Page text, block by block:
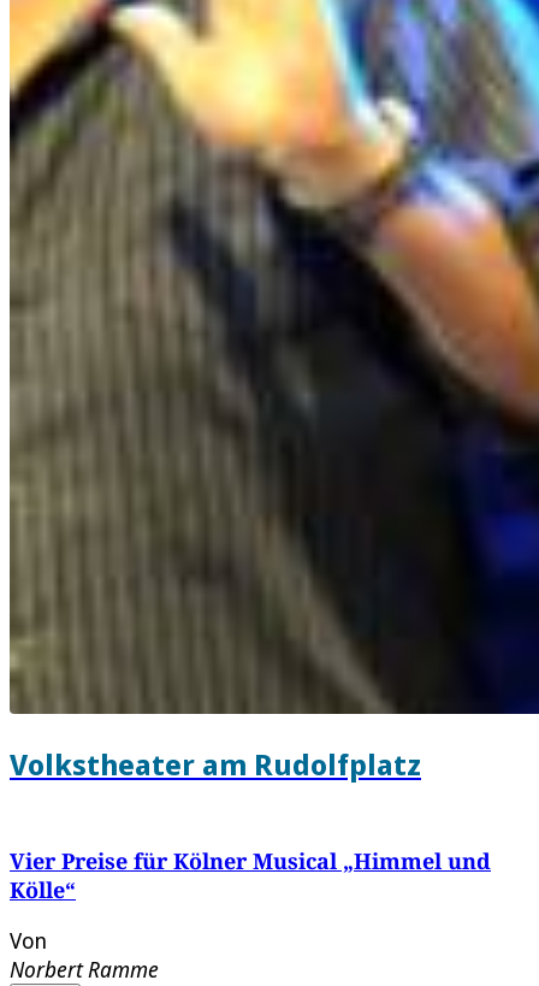
Volkstheater am Rudolfplatz
Vier Preise für Kölner Musical „Himmel und
Kölle“
Von
Norbert Ramme